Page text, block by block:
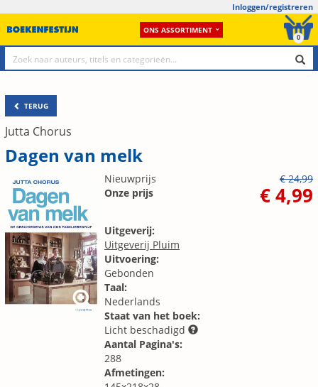
Inloggen/registreren
ONS ASSORTIMENT
0
TERUG
Jutta Chorus
Dagen van melk
Nieuwprijs
€ 24,99
Onze prijs
€ 4,99
Uitgeverij:
Uitgeverij Pluim
Uitvoering:
Gebonden
Taal:
Nederlands
Staat van het boek:
Licht beschadigd
Aantal Pagina's:
288
Afmetingen: